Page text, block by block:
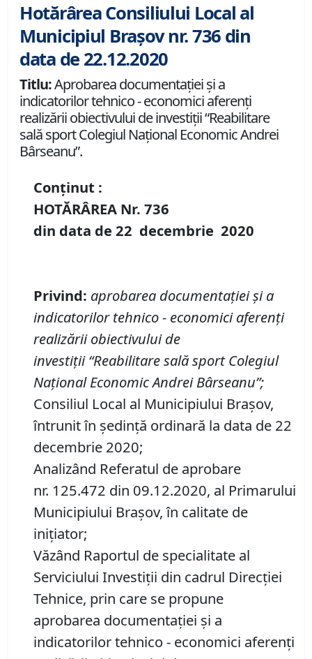
Hotărârea Consiliului Local al
Municipiul Brașov nr. 736 din
data de 22.12.2020
Titlu:Aprobarea documentației și a
indicatorilor tehnico - economici aferenți
realizării obiectivului de investiții “Reabilitare
sală sport Colegiul Național Economic Andrei
Bârseanu”.
Conținut :
HOTĂRÂREA Nr. 736
din data de 22 decembrie 2020
Privind: aprobarea documentației și a
indicatorilor tehnico- economiciaferenți
realizăriiobiectivuluide
investiții “Reabilitare salăsport Colegiul
Național Economic Andrei Bârseanu”;
Consiliul Local al Municipiului Brașov,
întrunit în ședință ordinară la data de 22
decembrie 2020;
Analizând Referatul de aprobare
nr. 125.472 din 09.12.2020, al Primarului
Municipiului Braşov, în calitate de
inițiator;
Văzând Raportul de specialitate al
Serviciului Investiţii din cadrul Direcţiei
Tehnice, prin care se propune
aprobarea documentației și a
indicatorilor tehnico - economici aferenți